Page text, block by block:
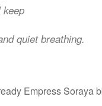
quiet breathing.